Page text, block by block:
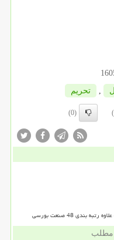
, تحریم
(0)
48 صنعت بورسی
مطلب